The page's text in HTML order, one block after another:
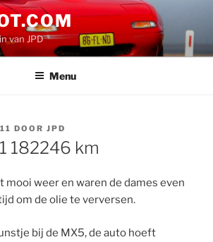
van JPD
Menu
DOOR JPD
182246 km
mooi weer en waren de dames even
om de olie te verversen.
bij de MX5, de auto hoeft